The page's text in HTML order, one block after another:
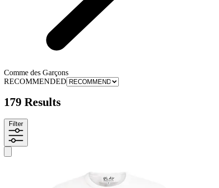
Comme des Garçons
RECOMMENDED
179 Results
Filter